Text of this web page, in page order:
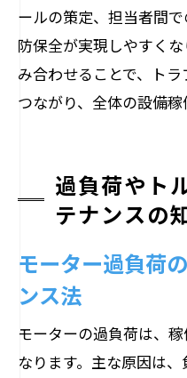
ールの策定、担当者間
防保全が実現しやすく
み合わせることで、ト
つながり、全体の設備稼
過負荷やト
テナンスの
モーター過負荷
ンス法
モーターの過負荷は、
なります。主な原因は